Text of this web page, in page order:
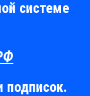
системе
подписок.